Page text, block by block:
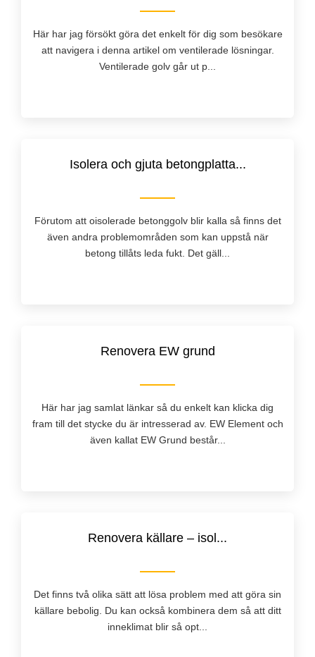
Här har jag försökt göra det enkelt för dig som besökare
att navigera i denna artikel om ventilerade lösningar.
Ventilerade golv går ut p...
Isolera och gjuta betongplatta...
Förutom att oisolerade betonggolv blir kalla så finns det
även andra problemområden som kan uppstå när
betong tillåts leda fukt. Det gäll...
Renovera EW grund
Här har jag samlat länkar så du enkelt kan klicka dig
fram till det stycke du är intresserad av. EW Element och
även kallat EW Grund består...
Renovera källare – isol...
Det finns två olika sätt att lösa problem med att göra sin
källare bebolig. Du kan också kombinera dem så att ditt
inneklimat blir så opt...